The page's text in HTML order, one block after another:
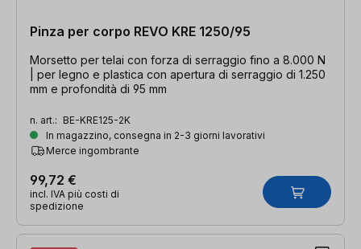
Pinza per corpo REVO KRE 1250/95
Morsetto per telai con forza di serraggio fino a 8.000 N
| per legno e plastica con apertura di serraggio di 1.250
mm e profondità di 95 mm
n. art.: BE-KRE125-2K
In magazzino, consegna in 2-3 giorni lavorativi
Merce ingombrante
99,72 €
incl. IVA più costi di
spedizione